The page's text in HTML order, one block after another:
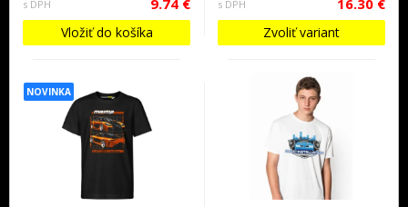
s DPH 9.74 €
Vložiť do košíka
s DPH 16.30 €
Zvoliť variant
NOVINKA